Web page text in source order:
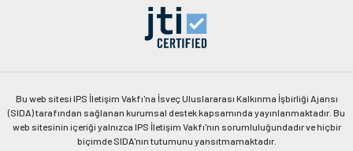
Bu web sitesi IPS İletişim Vakfı'na İsveç Uluslararası Kalkınma İşbirliği Ajansı
(SIDA) tarafından sağlanan kurumsal destek kapsamında yayınlanmaktadır. Bu
web sitesinin içeriği yalnızca IPS İletişim Vakfı'nın sorumluluğundadır ve hiçbir
biçimde SIDA'nın tutumunu yansıtmamaktadır.